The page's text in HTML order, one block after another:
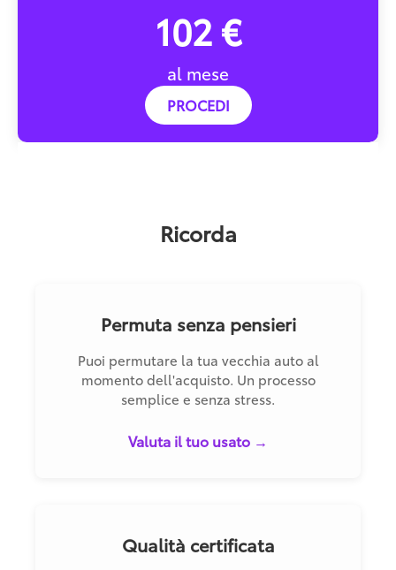
102 €
al mese
PROCEDI
Ricorda
Permuta senza pensieri
Puoi permutare la tua vecchia auto al
momento dell'acquisto. Un processo
semplice e senza stress.
Valuta il tuo usato →
Qualità certificata